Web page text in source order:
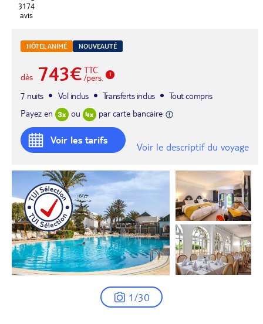
3174
avis
HÔTEL ANIMÉ NOUVEAUTÉ
dès 743€ TTC
/pers.
7 nuits
Vol inclus Transferts inclus
Tout compris
Payez en
ou par carte bancaire
Voir les tarifs
Voir le descriptif du voyage
1/30